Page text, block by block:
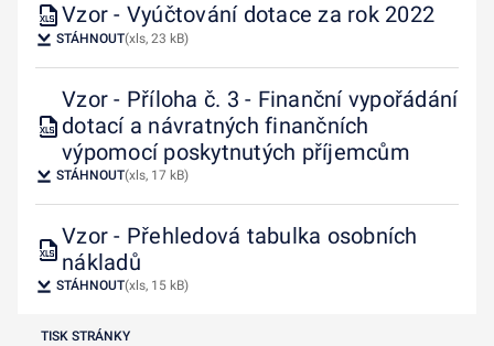
Vzor - Vyúčtování dotace za rok 2022
STÁHNOUT(xls, 23 kB)
Vzor - Příloha č. 3 - Finanční vypořádání
dotací a návratných finančních
výpomocí poskytnutých příjemcům
STÁHNOUT(xls, 17 kB)
Vzor - Přehledová tabulka osobních
nákladů
STÁHNOUT(xls, 15 kB)
TISK STRÁNKY